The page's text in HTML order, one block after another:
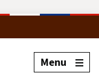
Menu